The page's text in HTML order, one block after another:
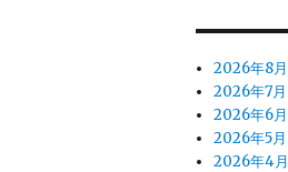
2026年8月
2026年7月
2026年6月
2026年5月
2026年4月